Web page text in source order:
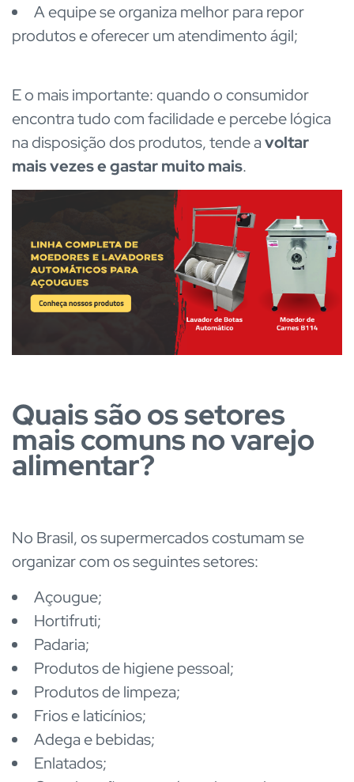
A equipe se organiza melhor para repor
produtos e oferecer um atendimento ágil;
E o mais importante: quando o consumidor
encontra tudo com facilidade e percebe lógica
na disposição dos produtos, tende avoltar
mais vezes e gastar muito mais.
Quais são os setores
mais comuns no varejo
alimentar?
No Brasil, os supermercados costumam se
organizar com os seguintes setores:
Açougue;
Hortifruti;
Padaria;
Produtos de higiene pessoal;
Produtos de limpeza;
Frios e laticínios;
Adega e bebidas;
Enlatados;